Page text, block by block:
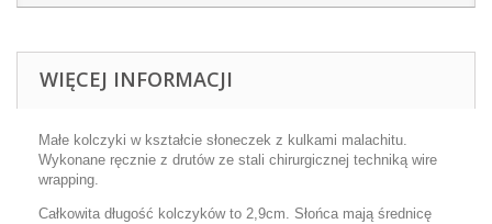
WIĘCEJ INFORMACJI
Małe kolczyki w kształcie słoneczek z kulkami malachitu.
Wykonane ręcznie z drutów ze stali chirurgicznej techniką wire
wrapping.
Całkowita długość kolczyków to 2,9cm. Słońca mają średnicę